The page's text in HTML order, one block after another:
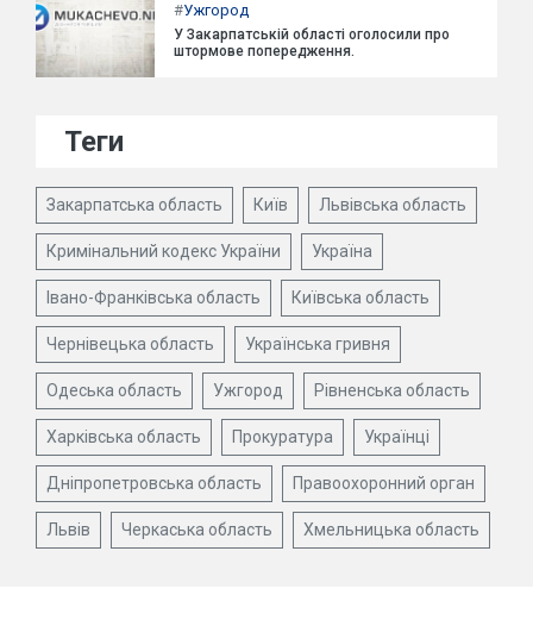
#Ужгород
У Закарпатській області оголосили про
штормове попередження.
Теги
Закарпатська область Київ Львівська область
Кримінальний кодекс України Україна
Івано-Франківська область Київська область
Чернівецька область Українська гривня
Одеська область Ужгород Рівненська область
Харківська область Прокуратура Українці
Дніпропетровська область Правоохоронний орган
Львів Черкаська область Хмельницька область